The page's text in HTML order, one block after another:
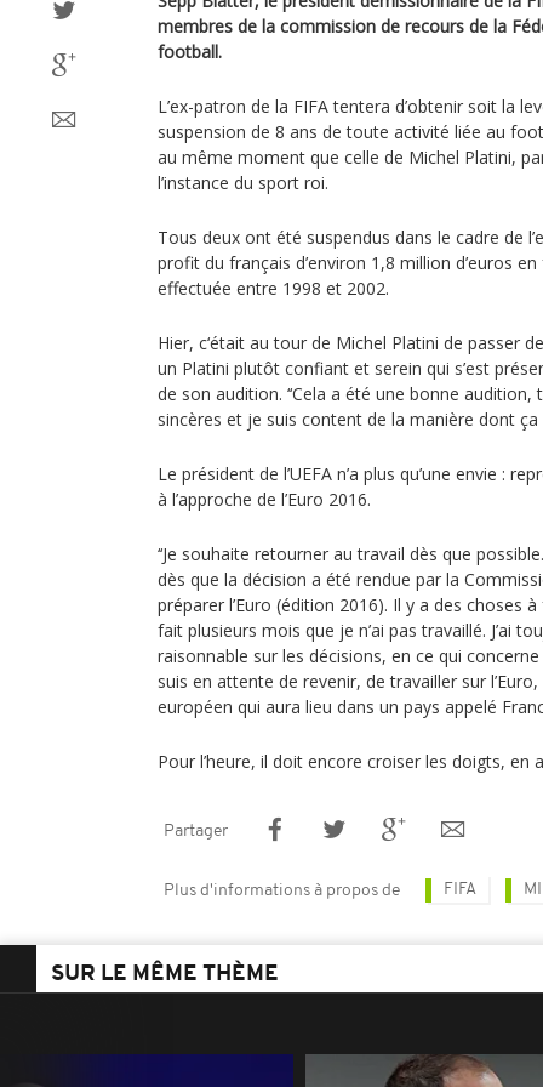
membres de la commission de recours de la
football.
L’ex-patron de la FIFA tentera d’obtenir soit la
suspension de 8 ans de toute activité liée au
au même moment que celle de Michel Platini,
l’instance du sport roi.
Tous deux ont été suspendus dans le cadre de
profit du français d’environ 1,8 million d’euros
effectuée entre 1998 et 2002.
Hier, c‘était au tour de Michel Platini de passer
un Platini plutôt confiant et serein qui s’est
de son audition. ‘‘Cela a été une bonne
sincères et je suis content de la manière dont ça
Le président de l’UEFA n’a plus qu’une envie :
à l’approche de l’Euro 2016.
‘‘Je souhaite retourner au travail dès que
dès que la décision a été rendue par la
préparer l’Euro (édition 2016). Il y a des choses
fait plusieurs mois que je n’ai pas travaillé. J’ai
raisonnable sur les décisions, en ce qui concerne
suis en attente de revenir, de travailler sur
européen qui aura lieu dans un pays appelé
Pour l’heure, il doit encore croiser les doigts, en
Partager
Plus d'informations à propos de FIFA
SUR LE MÊME THÈME